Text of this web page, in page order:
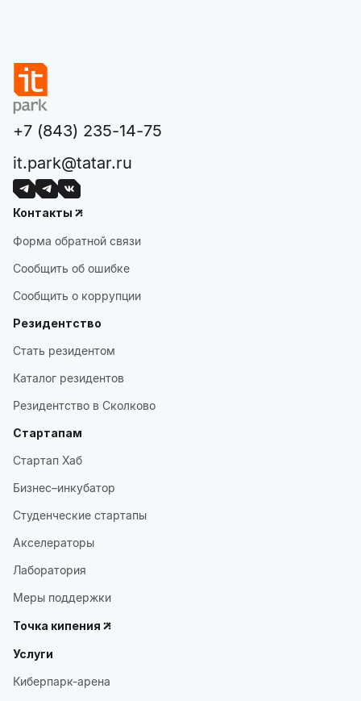
+7 (843) 235-14-75
it.park@tatar.ru
Контакты
Форма обратной связи
Сообщить об ошибке
Сообщить о коррупции
Резидентство
Стать резидентом
Каталог резидентов
Резидентство в Сколково
Стартапам
Стартап Хаб
Бизнес–инкубатор
Студенческие стартапы
Акселераторы
Лаборатория
Меры поддержки
Точка кипения
Услуги
Киберпарк-арена